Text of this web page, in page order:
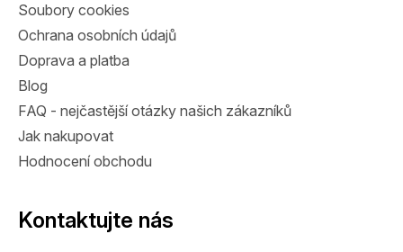
Soubory cookies
Ochrana osobních údajů
Doprava a platba
Blog
FAQ - nejčastější otázky našich zákazníků
Jak nakupovat
Hodnocení obchodu
Kontaktujte nás